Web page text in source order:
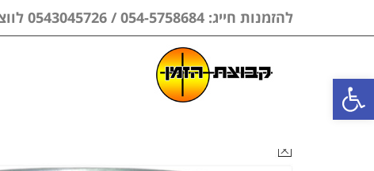
פתח סרגל נגישות
להזמנות חייג: 054-5758684 / 0543045726 לווצאפ בלבד